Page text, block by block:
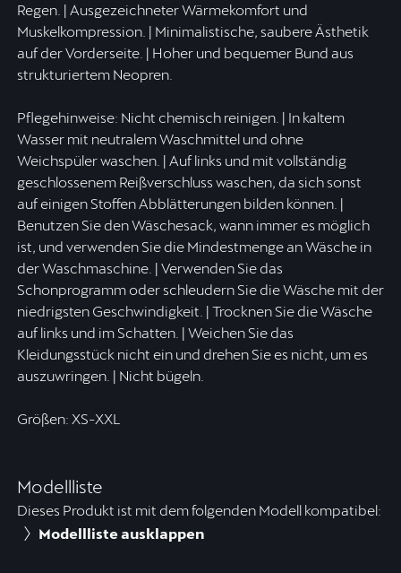
Regen. | Ausgezeichneter Wärmekomfort und
Muskelkompression. | Minimalistische, saubere Ästhetik
auf der Vorderseite. | Hoher und bequemer Bund aus
strukturiertem Neopren.
Pflegehinweise: Nicht chemisch reinigen. | In kaltem
Wasser mit neutralem Waschmittel und ohne
Weichspüler waschen. | Auf links und mit vollständig
geschlossenem Reißverschluss waschen, da sich sonst
auf einigen Stoffen Abblätterungen bilden können. |
Benutzen Sie den Wäschesack, wann immer es möglich
ist, und verwenden Sie die Mindestmenge an Wäsche in
der Waschmaschine. | Verwenden Sie das
Schonprogramm oder schleudern Sie die Wäsche mit der
niedrigsten Geschwindigkeit. | Trocknen Sie die Wäsche
auf links und im Schatten. | Weichen Sie das
Kleidungsstück nicht ein und drehen Sie es nicht, um es
auszuwringen. | Nicht bügeln.
Größen: XS-XXL
Modellliste
Dieses Produkt ist mit dem folgenden Modell kompatibel:
Modellliste ausklappen